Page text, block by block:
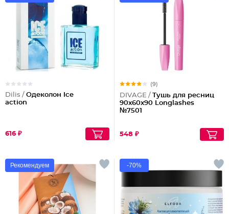
Dilis / Одеколон Ice
action
616 ₽
(9)
DIVAGE / Тушь для ресниц
90x60x90 Longlashes
№7501
548 ₽
Рекомендуем -70%